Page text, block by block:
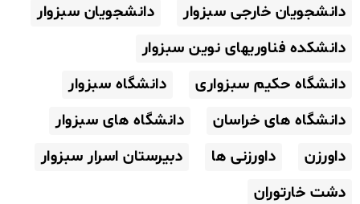
دانشجویان خارجی سبزوار
دانشجویان سبزوار
دانشکده فناوریهای نوین سبزوار
دانشگاه حکیم سبزواری
دانشگاه سبزوار
دانشگاه های خراسان
دانشگاه های سبزوار
داورزن
داورزنی ها
دبیرستان اسرار سبزوار
دشت خارتوران